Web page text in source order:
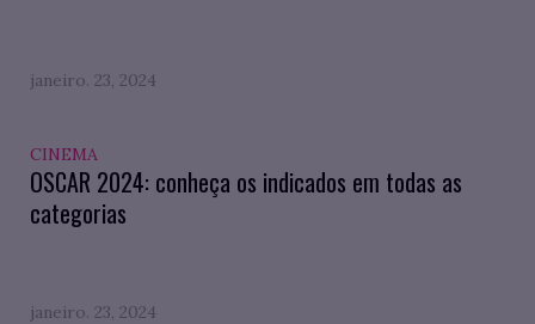
janeiro. 23, 2024
CINEMA
OSCAR 2024: conheça os indicados em todas as
categorias
janeiro. 23, 2024